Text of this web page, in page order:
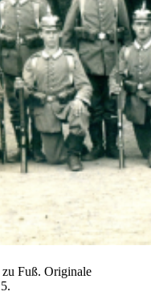
zu Fuß. Originale